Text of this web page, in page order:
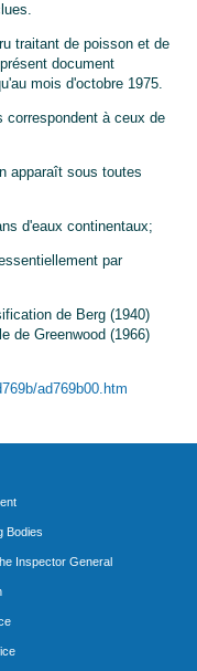
traitant de poisson et de
document
mois d'octobre 1975.
à ceux de
apparaît sous toutes
d'eaux continentaux;
par
de Berg (1940)
de Greenwood (1966)
ad769b00.htm
Bodies
Inspector General